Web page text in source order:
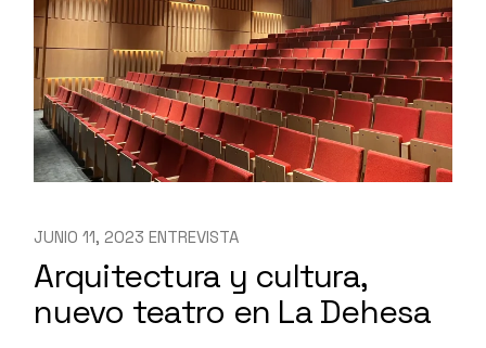
JUNIO 11, 2023 ENTREVISTA
Arquitectura y cultura,
nuevo teatro en La Dehesa